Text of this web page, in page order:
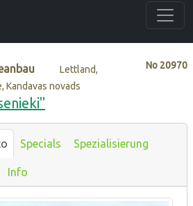
No 20970
Lettland,
Kandavas novads
Specials Spezialisierung
Info